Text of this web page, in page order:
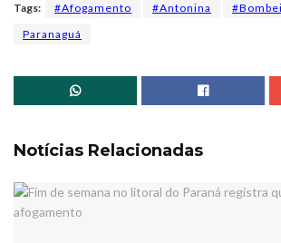
Tags: #Afogamento #Antonina
Paranaguá
Notícias Relacionadas